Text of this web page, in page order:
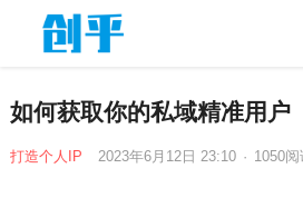
如何获取你的私域精准用户
打造个人IP 2023年6月12日 23:10 · 1050阅